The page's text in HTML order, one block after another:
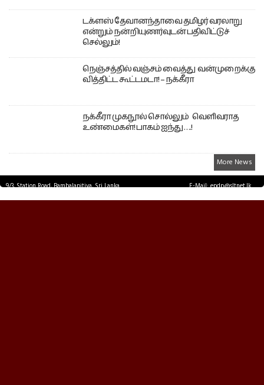
டக்ளஸ் தேவானந்தாவை தமிழர் வரலாறு
என்றும் நன்றியுணர்வுடன் பதிவிட்டுச்
செல்லும்!
நெஞ்சத்தில் வஞ்சம் வைத்து வன்முறைக்கு
வித்திட்ட கூட்டமடா! – நக்கீரா
நக்கீரா முகநூல் சொல்லும் வெளிவராத
உண்மைகள்! பாகம் ஐந்து ….!
More News
9/3, Station Road, Bambalapitiya, Sri Lanka.
E-Mail: epdp@sltnet.lk